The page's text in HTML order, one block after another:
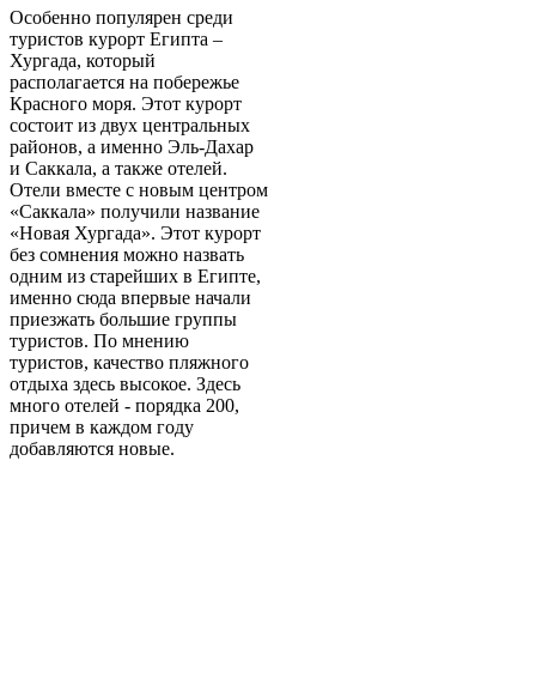
Особенно популярен среди
туристов курорт Египта –
Хургада, который
располагается на побережье
Красного моря. Этот курорт
состоит из двух центральных
районов, а именно Эль-Дахар
и Саккала, а также отелей.
Отели вместе с новым центром
«Саккала» получили название
«Новая Хургада». Этот курорт
без сомнения можно назвать
одним из старейших в Египте,
именно сюда впервые начали
приезжать большие группы
туристов. По мнению
туристов, качество пляжного
отдыха здесь высокое. Здесь
много отелей - порядка 200,
причем в каждом году
добавляются новые.